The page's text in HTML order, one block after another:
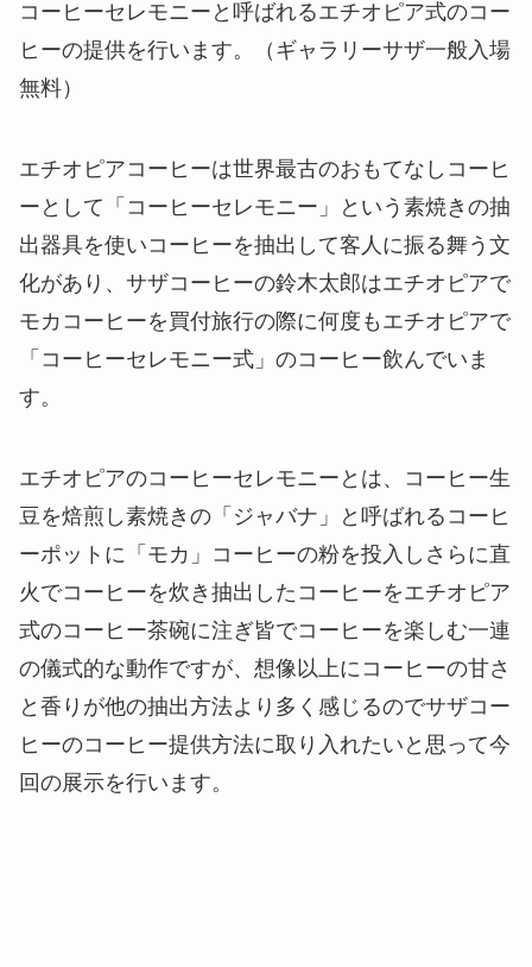
コーヒーセレモニーと呼ばれるエチオピア式のコー
ヒーの提供を行います。（ギャラリーサザ一般入場
無料）
エチオピアコーヒーは世界最古のおもてなしコーヒ
ーとして「コーヒーセレモニー」という素焼きの抽
出器具を使いコーヒーを抽出して客人に振る舞う文
化があり、サザコーヒーの鈴木太郎はエチオピアで
モカコーヒーを買付旅行の際に何度もエチオピアで
「コーヒーセレモニー式」のコーヒー飲んでいま
す。
エチオピアのコーヒーセレモニーとは、コーヒー生
豆を焙煎し素焼きの「ジャバナ」と呼ばれるコーヒ
ーポットに「モカ」コーヒーの粉を投入しさらに直
火でコーヒーを炊き抽出したコーヒーをエチオピア
式のコーヒー茶碗に注ぎ皆でコーヒーを楽しむ一連
の儀式的な動作ですが、想像以上にコーヒーの甘さ
と香りが他の抽出方法より多く感じるのでサザコー
ヒーのコーヒー提供方法に取り入れたいと思って今
回の展示を行います。